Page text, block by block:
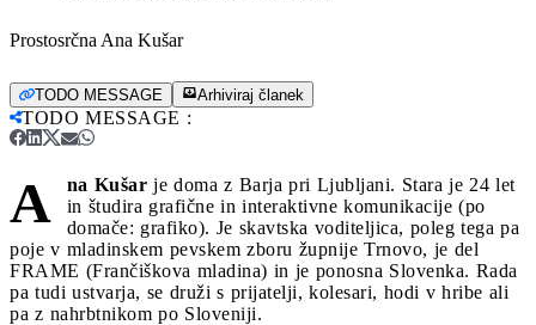
Prostosrčna Ana Kušar
TODO MESSAGE Arhiviraj članek
TODO MESSAGE :
A na Kušar je doma z Barja pri Ljubljani. Stara je 24 let
in študira grafične in interaktivne komunikacije (po
domače: grafiko). Je skavtska voditeljica, poleg tega pa
poje v mladinskem pevskem zboru župnije Trnovo, je del
FRAME (Frančiškova mladina) in je ponosna Slovenka. Rada
pa tudi ustvarja, se druži s prijatelji, kolesari, hodi v hribe ali
pa z nahrbtnikom po Sloveniji.